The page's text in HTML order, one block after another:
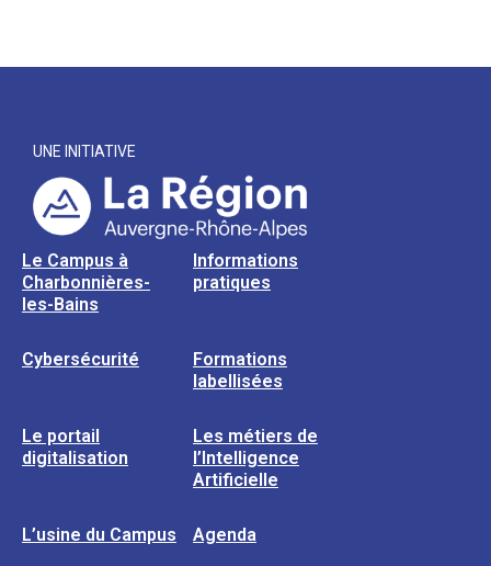
UNE INITIATIVE
Le Campus à
Charbonnières-
les-Bains
Informations
pratiques
Cybersécurité
Formations
labellisées
Le portail
digitalisation
Les métiers de
l’Intelligence
Artificielle
L’usine du Campus Agenda